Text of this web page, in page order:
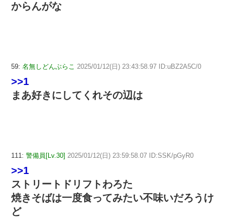
からんがな
59: 名無しどんぶらこ 2025/01/12(日) 23:43:58.97 ID:uBZ2A5C/0
>>1
まあ好きにしてくれその辺は
111: 警備員[Lv.30] 2025/01/12(日) 23:59:58.07 ID:SSK/pGyR0
>>1
ストリートドリフトわろた
焼きそばは一度食ってみたい不味いだろうけ
ど